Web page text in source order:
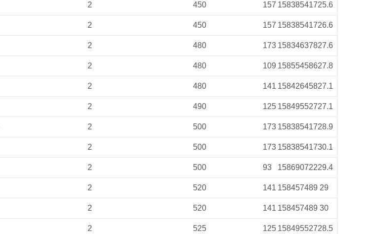
2 450 157 15838541725.6
2 450 157 15838541726.6
2 480 173 15834637827.6
2 480 109 15855458627.8
2 480 141 15842645827.1
2 490 125 15849552727.1
2 500 173 15838541728.9
2 500 173 15838541730.1
2 500 93 15869072229.4
2 520 141 158457489 29
2 520 141 158457489 30
2 525 125 15849552728.5